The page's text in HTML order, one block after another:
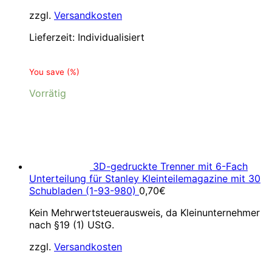
zzgl. Versandkosten
Lieferzeit: Individualisiert
You save (%)
Vorrätig
3D-gedruckte Trenner mit 6-Fach
Unterteilung für Stanley Kleinteilemagazine mit 30
Schubladen (1-93-980) 0,70€
Kein Mehrwertsteuerausweis, da Kleinunternehmer
nach §19 (1) UStG.
zzgl. Versandkosten